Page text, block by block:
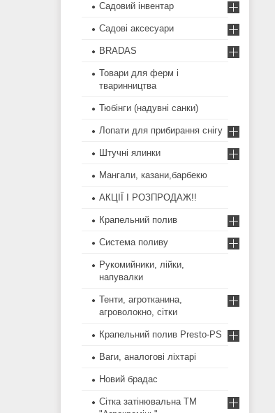
Садовий інвентар
Садові аксесуари
BRADAS
Товари для ферм і
тваринництва
Тюбінги (надувні санки)
Лопати для прибирання снігу
Штучні ялинки
Мангали, казани,барбекю
АКЦІЇ І РОЗПРОДАЖ!!
Крапельний полив
Система поливу
Рукомийники, лійки,
напувалки
Тенти, агротканина,
агроволокно, сітки
Крапельний полив Presto-PS
Ваги, аналогові ліхтарі
Новий брадас
Сітка затінювальна ТМ